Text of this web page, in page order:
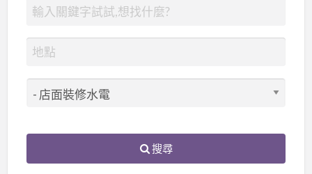
搜尋